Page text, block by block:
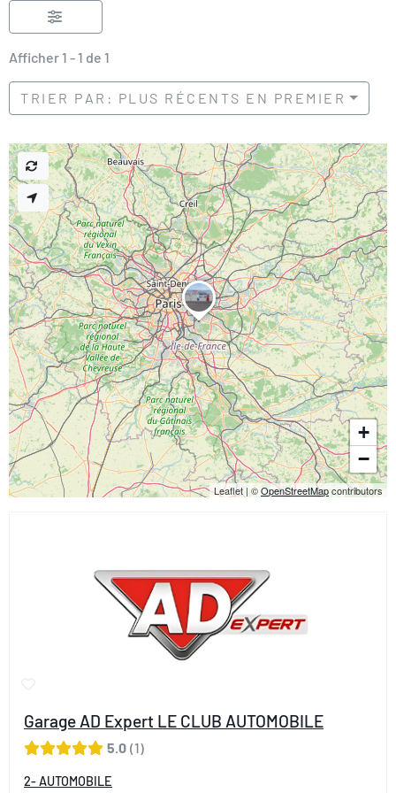
Afficher 1 - 1 de 1
TRIER PAR: PLUS RÉCENTS EN PREMIER
Garage AD Expert LE CLUB AUTOMOBILE
5.0 1
2- AUTOMOBILE
+
−
Leaflet | ©OpenStreetMapcontributors